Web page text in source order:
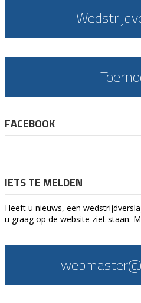
FACEBOOK
IETS TE MELDEN
Heeft u nieuws, een
u graag op de website ziet staan.